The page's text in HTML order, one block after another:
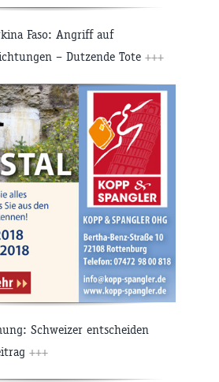
Faso: Angriff auf
– Dutzende Tote +++
Schweizer entscheiden
+++